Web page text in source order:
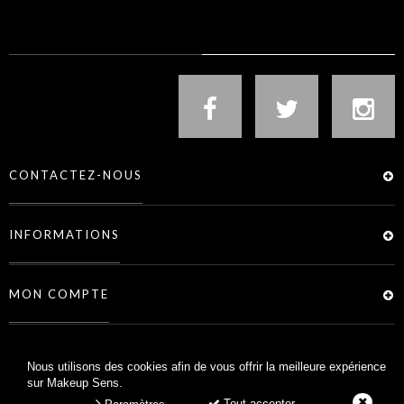
Nous utilisons des cookies afin de vous offrir la meilleure expérience
sur Makeup Sens.
CONTACTEZ-NOUS
INFORMATIONS
MON COMPTE